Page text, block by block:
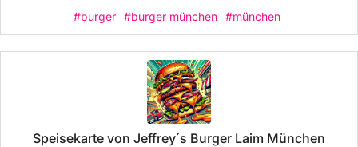
#burger #burger münchen #münchen
Speisekarte von Jeffrey´s Burger Laim München